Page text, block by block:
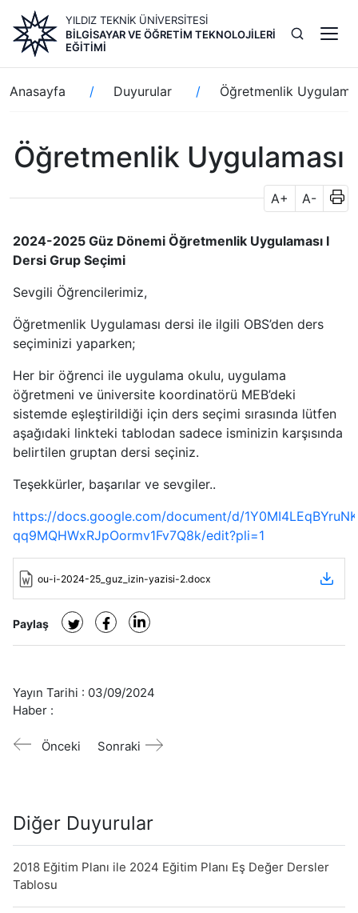
içeriğe
atla
YILDIZ TEKNİK ÜNİVERSİTESİ
BILGISAYAR VE ÖĞRETIM TEKNOLOJILERI
EĞITIMI
Sayfa
yolu
Anasayfa Duyurular Öğretmenlik
Öğretmenlik Uygulaması
A+ A-
2024-2025 Güz Dönemi Öğretmenlik Uygulaması I
Dersi Grup Seçimi
Sevgili Öğrencilerimiz,
Öğretmenlik Uygulaması dersi ile ilgili OBS’den ders
seçiminizi yaparken;
Her bir öğrenci ile uygulama okulu, uygulama
öğretmeni ve üniversite koordinatörü MEB’deki
sistemde eşleştirildiği için ders seçimi sırasında lütfen
aşağıdaki linkteki tablodan sadece isminizin karşısında
belirtilen gruptan dersi seçiniz.
Teşekkürler, başarılar ve sevgiler..
https://docs.google.com/document/d/
qq9MQHWxRJpOormv1Fv7Q8k/edit?pli=1
ou-i-2024-25_guz_izin-yazisi-2.docx
Paylaş
Yayın Tarihi : 03/09/2024
Haber :
Önceki Sonraki
Diğer Duyurular
2018 Eğitim Planı ile 2024 Eğitim Planı Eş Değer Dersler
Tablosu